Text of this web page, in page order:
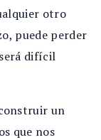
otro
puede perder
difícil
un
que nos